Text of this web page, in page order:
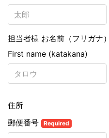
担当者様 お名前（フリガナ）
First name (katakana)
住所
郵便番号
Required